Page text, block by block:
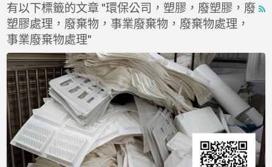
有以下標籤的文章 "環保公司，塑膠，廢塑膠，廢
塑膠處理，廢棄物，事業廢棄物，廢棄物處理，
事業廢棄物處理"
永
大
環
保
甲
級
廢